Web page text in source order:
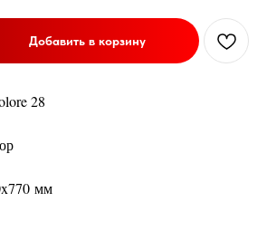
Добавить в корзину
28
мм